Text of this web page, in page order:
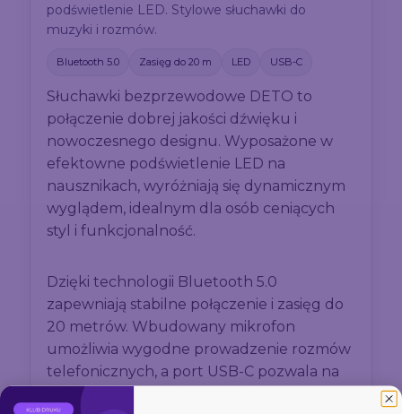
podświetlenie LED. Stylowe słuchawki do
muzyki i rozmów.
Bluetooth 5.0 Zasięg do 20 m LED USB-C
Słuchawki bezprzewodowe DETO to
połączenie dobrej jakości dźwięku i
nowoczesnego designu. Wyposażone w
efektowne podświetlenie LED na
nausznikach, wyróżniają się dynamicznym
wyglądem, idealnym dla osób ceniących
styl i funkcjonalność.
Dzięki technologii Bluetooth 5.0
zapewniają stabilne połączenie i zasięg do
20 metrów. Wbudowany mikrofon
umożliwia wygodne prowadzenie rozmów
telefonicznych, a port USB-C pozwala na
szybkie i wygodne ładowanie.